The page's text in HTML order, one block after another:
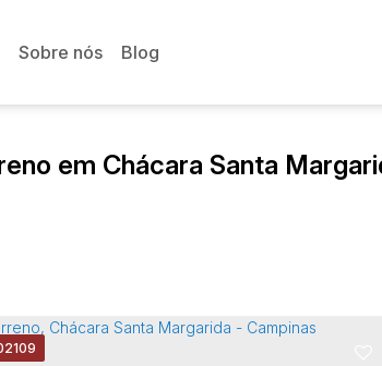
Blog
Sobre nós
em Chácara Santa